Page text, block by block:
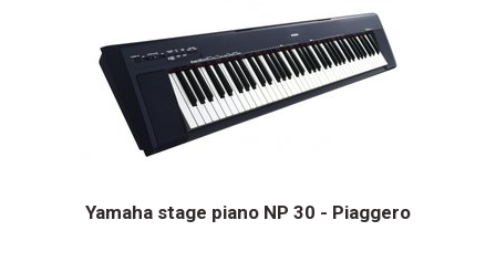
Yamaha stage piano NP 30 - Piaggero